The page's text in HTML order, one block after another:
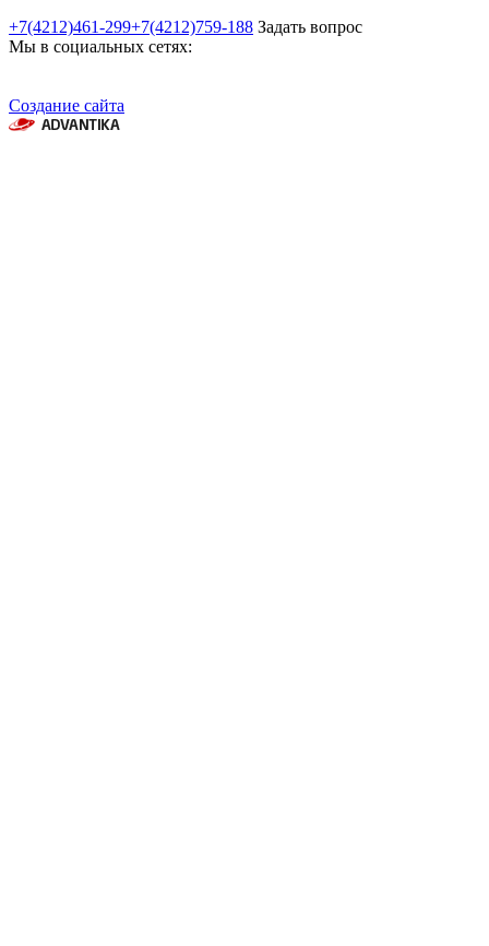
+7(4212)461-299+7(4212)759-188 Задать вопрос
Мы в социальных сетях:
Создание сайта